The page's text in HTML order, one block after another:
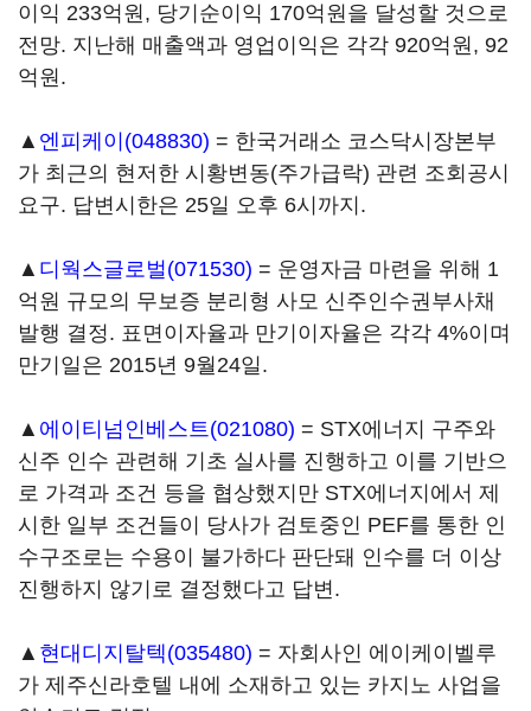
이익 233억원, 당기순이익 170억원을 달성할 것으로
전망. 지난해 매출액과 영업이익은 각각 920억원, 92
억원.
▲ 엔피케이(048830) = 한국거래소 코스닥시장본부
가 최근의 현저한 시황변동(주가급락) 관련 조회공시
요구. 답변시한은 25일 오후 6시까지.
▲ 디웍스글로벌(071530) = 운영자금 마련을 위해 1
억원 규모의 무보증 분리형 사모 신주인수권부사채
발행 결정. 표면이자율과 만기이자율은 각각 4%이며
만기일은 2015년 9월24일.
▲ 에이티넘인베스트(021080) = STX에너지 구주와
신주 인수 관련해 기초 실사를 진행하고 이를 기반으
로 가격과 조건 등을 협상했지만 STX에너지에서 제
시한 일부 조건들이 당사가 검토중인 PEF를 통한 인
수구조로는 수용이 불가하다 판단돼 인수를 더 이상
진행하지 않기로 결정했다고 답변.
▲ 현대디지탈텍(035480) = 자회사인 에이케이벨루
가 제주신라호텔 내에 소재하고 있는 카지노 사업을